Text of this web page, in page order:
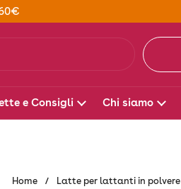
e Consigli Chi siamo
Home / Latte per lattanti in polvere